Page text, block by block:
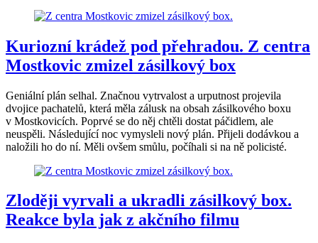
Kuriozní krádež pod přehradou. Z centra
Mostkovic zmizel zásilkový box
Geniální plán selhal. Značnou vytrvalost a urputnost projevila
dvojice pachatelů, která měla zálusk na obsah zásilkového boxu
v Mostkovicích. Poprvé se do něj chtěli dostat páčidlem, ale
neuspěli. Následující noc vymysleli nový plán. Přijeli dodávkou a
naložili ho do ní. Měli ovšem smůlu, počíhali si na ně policisté.
Zloději vyrvali a ukradli zásilkový box.
Reakce byla jak z akčního filmu